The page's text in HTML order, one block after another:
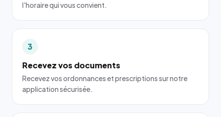
l'horaire qui vous convient.
3
Recevez vos documents
Recevez vos ordonnances et prescriptions sur notre
application sécurisée.